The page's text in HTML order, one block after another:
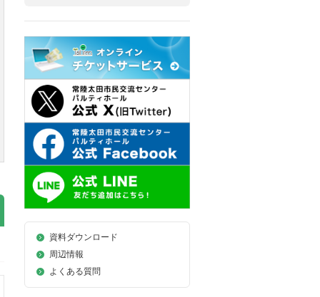
資料ダウンロード
周辺情報
よくある質問